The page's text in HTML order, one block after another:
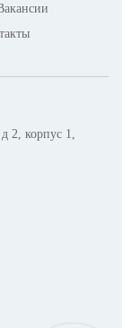
2, корпус 1,